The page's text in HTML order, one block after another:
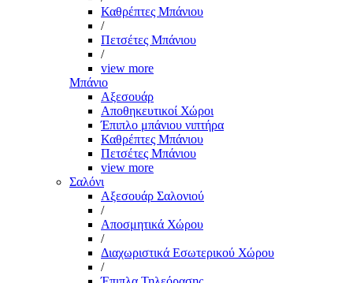
Καθρέπτες Μπάνιου
/
Πετσέτες Μπάνιου
/
view more
Μπάνιο
Αξεσουάρ
Αποθηκευτικοί Χώροι
Έπιπλο μπάνιου νιπτήρα
Καθρέπτες Μπάνιου
Πετσέτες Μπάνιου
view more
Σαλόνι
Αξεσουάρ Σαλονιού
/
Αποσμητικά Χώρου
/
Διαχωριστικά Εσωτερικού Χώρου
/